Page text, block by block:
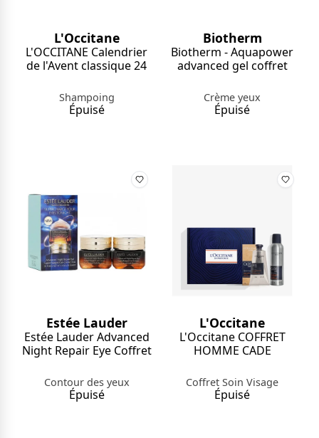
L'Occitane
L'OCCITANE Calendrier
de l'Avent classique 24
Shampoing
Épuisé
Biotherm
Biotherm - Aquapower
advanced gel coffret
Crème yeux
Épuisé
Estée Lauder
Estée Lauder Advanced
Night Repair Eye Coffret
Contour des yeux
Épuisé
L'Occitane
L'Occitane COFFRET
HOMME CADE
Coffret Soin Visage
Épuisé